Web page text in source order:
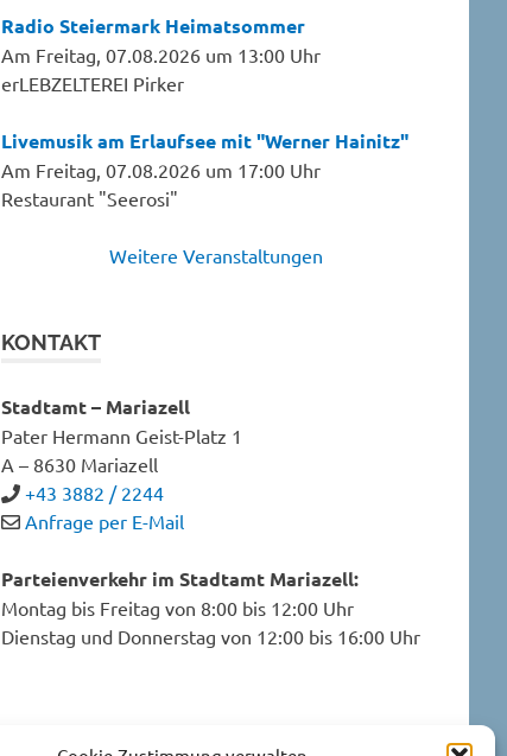
Radio Steiermark Heimatsommer
Am Freitag, 07.08.2026 um 13:00 Uhr
erLEBZELTEREI Pirker
Livemusik am Erlaufsee mit "Werner Hainitz"
Am Freitag, 07.08.2026 um 17:00 Uhr
Restaurant "Seerosi"
Weitere Veranstaltungen
KONTAKT
Stadtamt – Mariazell
Pater Hermann Geist-Platz 1
A – 8630 Mariazell
+43 3882 / 2244
Anfrage per E-Mail
Parteienverkehr im Stadtamt Mariazell:
Montag bis Freitag von 8:00 bis 12:00 Uhr
Dienstag und Donnerstag von 12:00 bis 16:00 Uhr
Datenschutzerklärung